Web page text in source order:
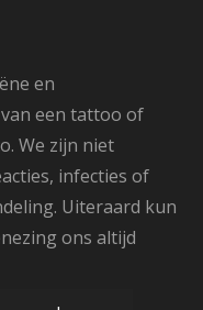
en
een tattoo of
We zijn niet
infecties of
Uiteraard kun
ons altijd